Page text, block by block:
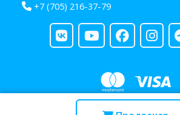
+7 (705) 216-37-79
Copyright © 2013 - 2026 RUBA -